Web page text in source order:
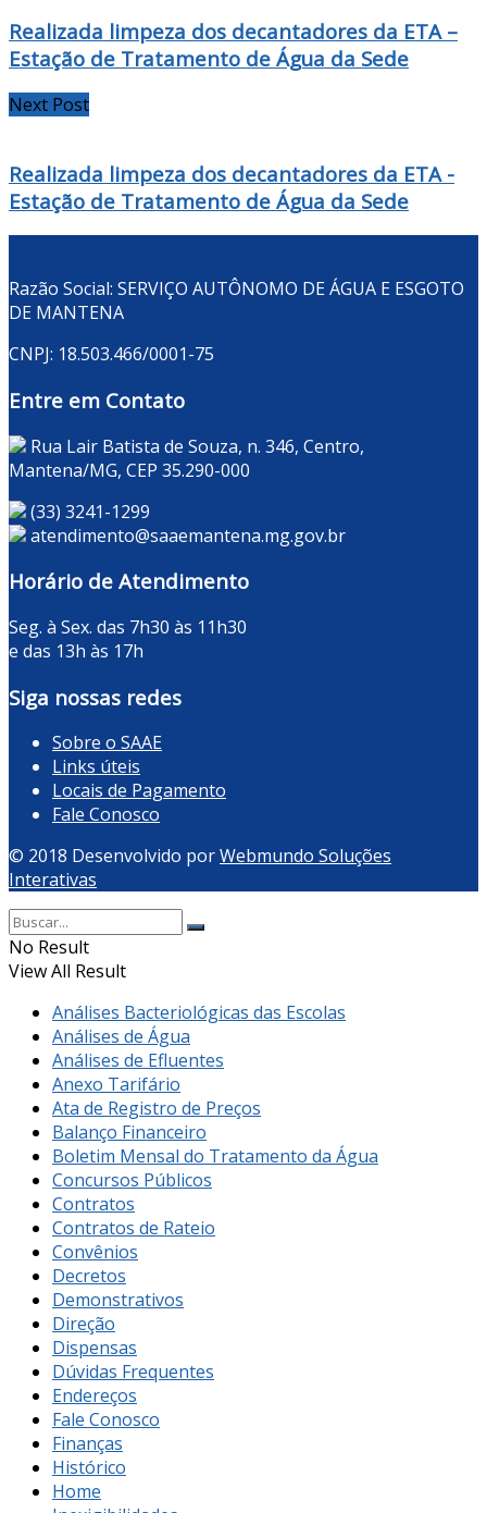
Realizada limpeza dos decantadores da ETA –
Estação de Tratamento de Água da Sede
Next Post
Realizada limpeza dos decantadores da ETA -
Estação de Tratamento de Água da Sede
Razão Social: SERVIÇO AUTÔNOMO DE ÁGUA E ESGOTO
DE MANTENA
CNPJ: 18.503.466/0001-75
Entre em Contato
Rua Lair Batista de Souza, n. 346, Centro,
Mantena/MG, CEP 35.290-000
(33) 3241-1299
atendimento@saaemantena.mg.gov.br
Horário de Atendimento
Seg. à Sex. das 7h30 às 11h30
e das 13h às 17h
Siga nossas redes
Sobre o SAAE
Links úteis
Locais de Pagamento
Fale Conosco
© 2018 Desenvolvido porWebmundo Soluções
Interativas
No Result
View All Result
Análises Bacteriológicas das Escolas
Análises de Água
Análises de Efluentes
Anexo Tarifário
Ata de Registro de Preços
Balanço Financeiro
Boletim Mensal do Tratamento da Água
Concursos Públicos
Contratos
Contratos de Rateio
Convênios
Decretos
Demonstrativos
Direção
Dispensas
Dúvidas Frequentes
Endereços
Fale Conosco
Finanças
Histórico
Home